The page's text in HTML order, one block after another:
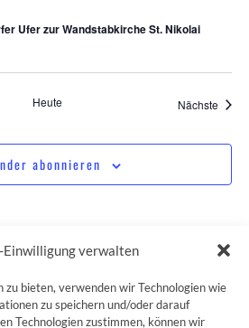
Einwilligung verwalten
zu bieten, verwenden wir Technologien wie
zu speichern und/oder darauf
Technologien zustimmen, können wir
Ufer zur Wandstabkirche St. Nikolai
Heute Nächste
abonnieren